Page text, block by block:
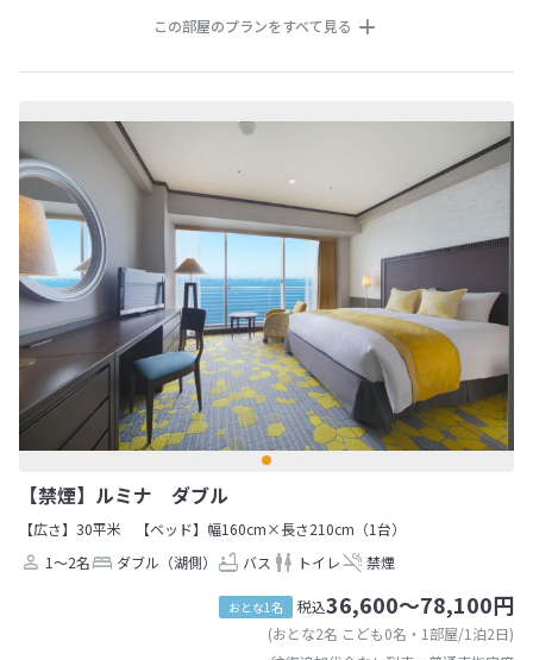
この部屋のプランをすべて見る
【禁煙】ルミナ ダブル
【広さ】30平米
【ベッド】幅160cm×長さ210cm（1台）
1～2名
ダブル（湖側） バス トイレ 禁煙
おとな1名 税込36,600～78,100円
(おとな2名 こども0名・1部屋/1泊2日)